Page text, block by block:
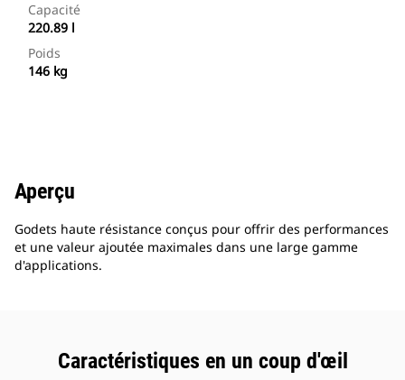
Capacité
220.89 l
Poids
146 kg
Aperçu
Godets haute résistance conçus pour offrir des performances
et une valeur ajoutée maximales dans une large gamme
d'applications.
Caractéristiques en un coup d'œil